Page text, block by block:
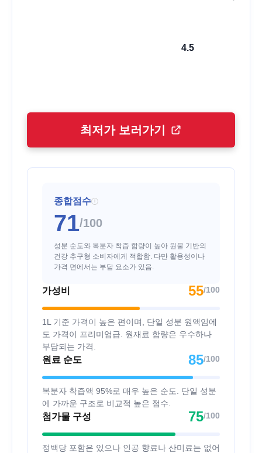
4.5
최저가 보러가기
종합점수 i
71/100
성분 순도와 복분자 착즙 함량이 높아 원물 기반의
건강 추구형 소비자에게 적합함. 다만 활용성이나
가격 면에서는 부담 요소가 있음.
가성비 55/100
1L 기준 가격이 높은 편이며, 단일 성분 원액임에
도 가격이 프리미엄급. 원재료 함량은 우수하나
부담되는 가격.
원료 순도 85/100
복분자 착즙액 95%로 매우 높은 순도. 단일 성분
에 가까운 구조로 비교적 높은 점수.
첨가물 구성 75/100
정백당 포함은 있으나 인공 향료나 산미료는 없어